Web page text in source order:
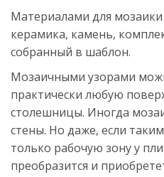
Материалами для мозаики
керамика, камень,
собранный в шаблон.
Мозаичными узорами
практически любую
столешницы. Иногда
стены. Но даже, если
только рабочую зону у
преобразится и